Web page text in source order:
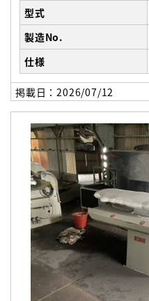
型式
製造No.
仕様
掲載日：2026/07/12